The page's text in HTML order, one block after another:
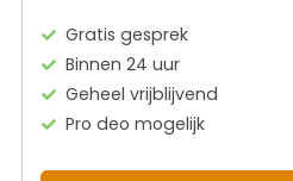
Gratis gesprek
Binnen 24 uur
Geheel vrijblijvend
Pro deo mogelijk